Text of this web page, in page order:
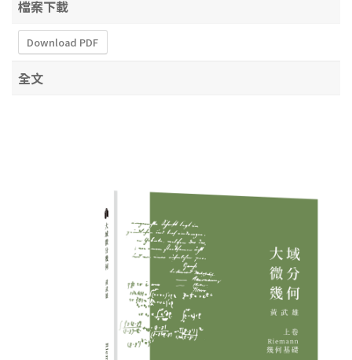
檔案下載
Download PDF
全文